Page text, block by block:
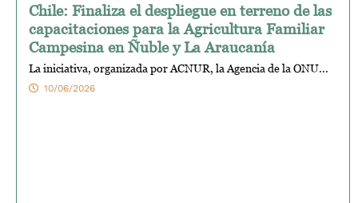
Chile: Finaliza el despliegue en terreno de las
capacitaciones para la Agricultura Familiar
Campesina en Ñuble y La Araucanía
La iniciativa, organizada por ACNUR, la Agencia de la ONU...
10/06/2026